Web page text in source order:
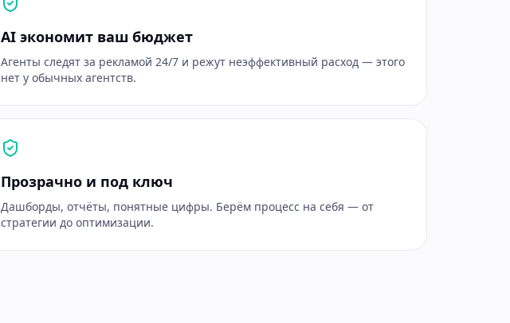
AI экономит ваш бюджет
Агенты следят за рекламой 24/7 и режут неэффективный расход — этого
нет у обычных агентств.
Прозрачно и под ключ
Дашборды, отчёты, понятные цифры. Берём процесс на себя — от
стратегии до оптимизации.